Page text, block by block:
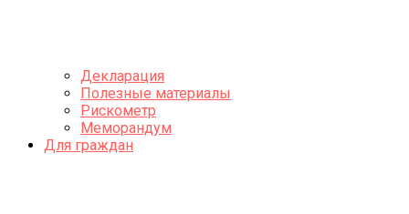
Декларация
Полезные материалы
Рискометр
Меморандум
Для граждан